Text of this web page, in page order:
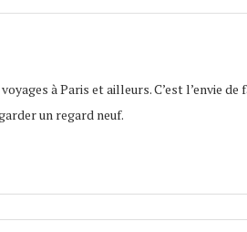
à Paris et ailleurs. C’est l’envie
un regard neuf.